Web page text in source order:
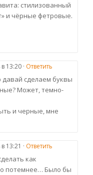
стилизованный
и чёрные фетровые.
13:20 · Ответить
сделаем буквы
Может, темно-
и черные, мне
13:21 · Ответить
как
потемнее… Было бы